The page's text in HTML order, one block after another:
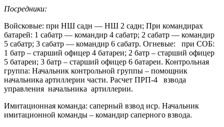
Посредники:
Войсковые: при НШ садн — НШ 2 садн; При командирах
батарей: 1 сабатр — командир 4 сабатр; 2 сабатр — командир
5 сабатр; 3 сабатр — командир 6 сабатр. Огневые: при СОБ:
1 батр – старший офицер 4 батареи; 2 батр – старший офицер
5 батареи; 3 батр – старший офицер 6 батареи. Контрольная
группа: Начальник контрольной группы – помощник
начальника артиллерии части. Расчет ПРП-4 взвода
управления начальника артиллерии.
Имитационная команда: саперный взвод иср. Начальник
имитационной команды – командир саперного взвода.